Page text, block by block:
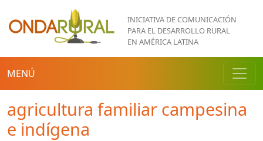
Pasar al contenido principal
INICIATIVA DE COMUNICACIÓN
PARA EL DESARROLLO RURAL
EN AMÉRICA LATINA
MENÚ
agricultura familiar campesina
e indígena